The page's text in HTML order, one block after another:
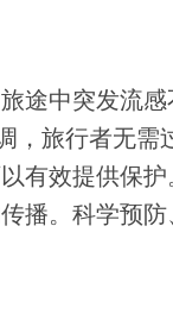
中突发流感
，旅行者无
有效提供保
播。科学预